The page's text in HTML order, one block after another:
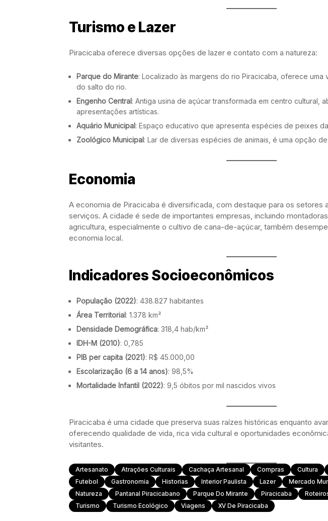
Turismo e Lazer
Piracicaba oferece diversas opções de lazer e contato com a natureza:
Parque do Mirante: Localizado às margens do rio Piracicaba, oferece uma
do salto do rio.
Engenho Central: Antiga usina de açúcar transformada em centro cultural,
apresentações artísticas.
Aquário Municipal: Espaço educativo que apresenta espécies de peixes
Zoológico Municipal: Lar de diversas espécies de animais, é uma opção
Economia
A economia de Piracicaba é diversificada, com destaque para os setores
serviços. A cidade é sede de importantes empresas, incluindo
agricultura, especialmente o cultivo de cana-de-açúcar, também
economia local.
Indicadores Socioeconômicos
População (2022): 438.827 habitantes
Área Territorial: 1.378 km²
Densidade Demográfica: 318,4 hab/km²
IDH-M (2010): 0,785
PIB per capita (2021): R$ 45.000,00
Escolarização (6 a 14 anos): 98,5%
Mortalidade Infantil (2022): 9,5 óbitos por mil nascidos vivos
Piracicaba é uma cidade que preserva suas raízes históricas enquanto
oferecendo qualidade de vida, rica vida cultural e oportunidades
visitantes.
Artesanato Atrações Culturais Cachaça Artesanal Compras Cultura
Futebol
Gastronomia Historias Interior Paulista Lazer Mercado
Natureza
Pantanal Piracicabano Parque Do Mirante Piracicaba
Turismo
Turismo Ecológico Viagens XV De Piracicaba